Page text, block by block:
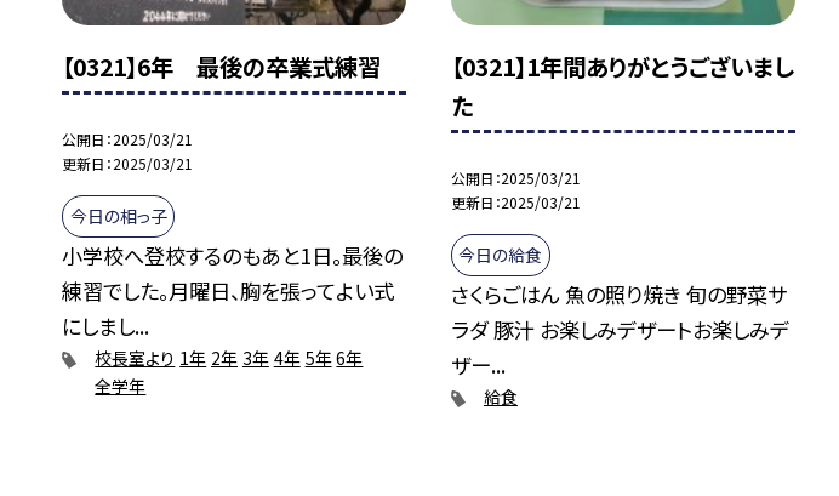
【0321】6年 最後の卒業式練習
公開日 2025/03/21
更新日 2025/03/21
今日の相っ子
小学校へ登校するのもあと1日。最後の
練習でした。月曜日、胸を張ってよい式
にしまし...
校長室より 1年 2年 3年 4年 5年6年
全学年
【0321】1年間ありがとうございまし
た
公開日 2025/03/21
更新日 2025/03/21
今日の給食
さくらごはん 魚の照り焼き 旬の野菜サ
ラダ 豚汁 お楽しみデザートお楽しみデ
ザー...
給食